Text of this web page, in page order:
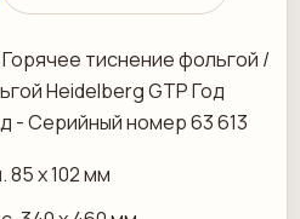
тиснение фольгой /
Heidelberg GTP Год
- Серийный номер 63 613
х 102 мм